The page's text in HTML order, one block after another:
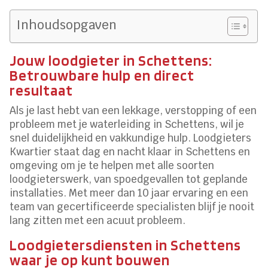
Inhoudsopgaven
Jouw loodgieter in Schettens:
Betrouwbare hulp en direct
resultaat
Als je last hebt van een lekkage, verstopping of een
probleem met je waterleiding in Schettens, wil je
snel duidelijkheid en vakkundige hulp. Loodgieters
Kwartier staat dag en nacht klaar in Schettens en
omgeving om je te helpen met alle soorten
loodgieterswerk, van spoedgevallen tot geplande
installaties. Met meer dan 10 jaar ervaring en een
team van gecertificeerde specialisten blijf je nooit
lang zitten met een acuut probleem.
Loodgietersdiensten in Schettens
waar je op kunt bouwen